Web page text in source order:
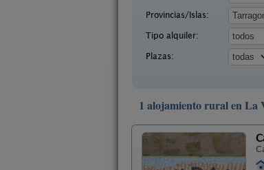
Provincias/Islas:
Tipo alquiler:
Plazas:
1 alojamiento rural en